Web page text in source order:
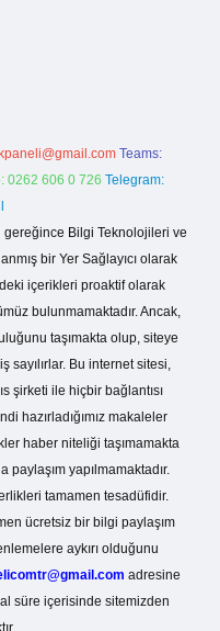
Teams:
0262 606 0 726 Telegram:
gereğince Bilgi Teknolojileri ve
bir Yer Sağlayıcı olarak
içerikleri proaktif olarak
bulunmamaktadır. Ancak,
taşımakta olup, siteye
sayılırlar. Bu internet sitesi,
şirketi ile hiçbir bağlantısı
hazırladığımız makaleler
haber niteliği taşımamakta
yapılmamaktadır.
tamamen tesadüfidir.
ücretsiz bir bilgi paylaşım
aykırı olduğunu
adresine
süre içerisinde sitemizden